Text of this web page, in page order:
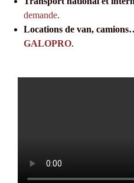
demande.
Locations de van,
GALOPRO.